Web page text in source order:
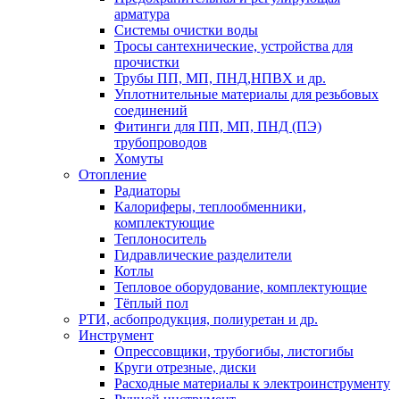
арматура
Системы очистки воды
Тросы сантехнические, устройства для
прочистки
Трубы ПП, МП, ПНД,НПВХ и др.
Уплотнительные материалы для резьбовых
соединений
Фитинги для ПП, МП, ПНД (ПЭ)
трубопроводов
Хомуты
Отопление
Радиаторы
Калориферы, теплообменники,
комплектующие
Теплоноситель
Гидравлические разделители
Котлы
Тепловое оборудование, комплектующие
Тёплый пол
РТИ, асбопродукция, полиуретан и др.
Инструмент
Опрессовщики, трубогибы, листогибы
Круги отрезные, диски
Расходные материалы к электроинструменту